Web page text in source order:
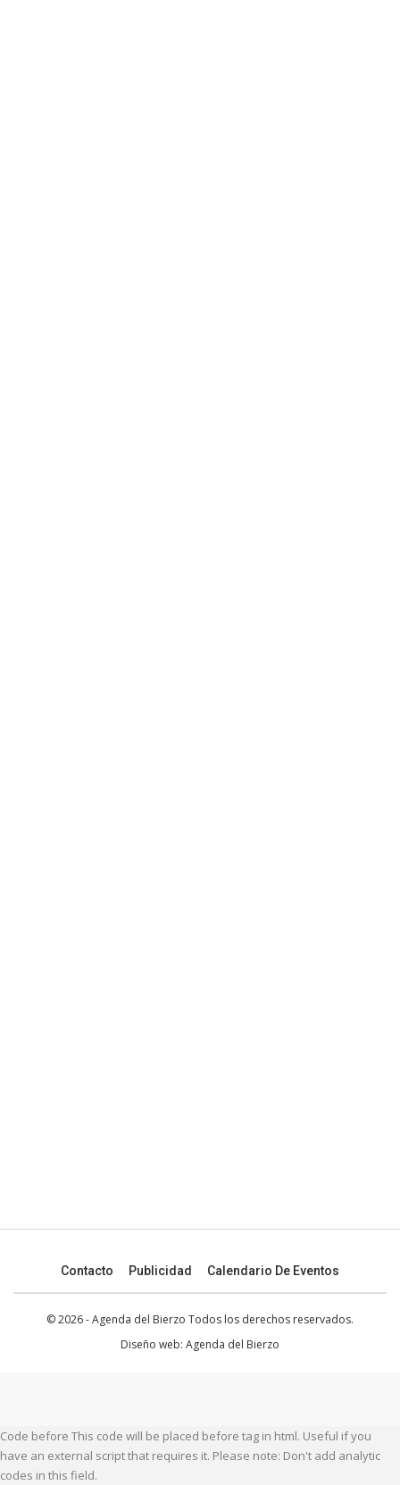
Contacto Publicidad Calendario De Eventos
© 2026 - Agenda del Bierzo Todos los derechos reservados.
Diseño web: Agenda del Bierzo
Code before This code will be placed before tag in html. Useful if you
have an external script that requires it. Please note: Don't add analytic
codes in this field.